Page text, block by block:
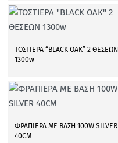
ΤΟΣΤΙΕΡΑ “BLACK OAK” 2 ΘΕΣΕΩΝ
1300w
ΦΡΑΠΙΕΡΑ ΜΕ ΒΑΣΗ 100W SILVER
40CM